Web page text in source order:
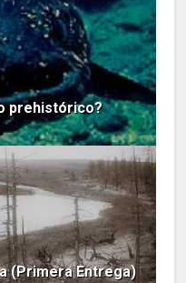
prehistórico?
(Primera Entrega)